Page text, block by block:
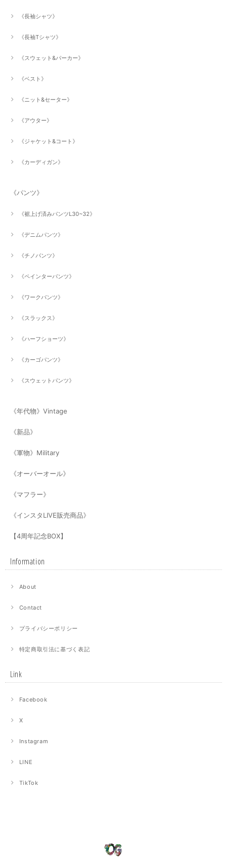
《長袖シャツ》
《長袖Tシャツ》
《スウェット&パーカー》
《ベスト》
《ニット&セーター》
《アウター》
《ジャケット&コート》
《カーディガン》
《パンツ》
《裾上げ済みパンツL30~32》
《デニムパンツ》
《チノパンツ》
《ペインターパンツ》
《ワークパンツ》
《スラックス》
《ハーフショーツ》
《カーゴパンツ》
《スウェットパンツ》
《年代物》Vintage
《新品》
《軍物》Military
《オーバーオール》
《マフラー》
《インスタLIVE販売商品》
【4周年記念BOX】
Information
About
Contact
プライバシーポリシー
特定商取引法に基づく表記
Link
Facebook
X
Instagram
LINE
TikTok